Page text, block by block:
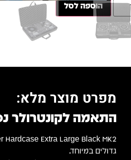
הוספה לסל
מפרט מוצר מלא:
התאמה לקונטרולר DJ גדול
גדולים במיוחד.